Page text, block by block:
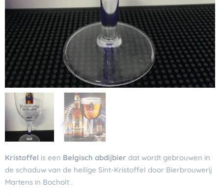
Kristoffel is een Belgisch abdijbier dat wordt gebrouwen in
de schaduw van de heilige Sint-Kristoffel door Bierbrouwerij
Martens in Bocholt .